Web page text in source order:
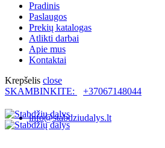
Pradinis
Paslaugos
Prekių katalogas
Atlikti darbai
Apie mus
Kontaktai
Krepšelis close
SKAMBINKITE:
+37067148044
info@stabdziudalys.lt